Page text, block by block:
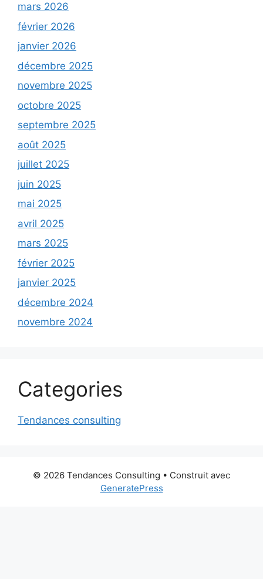
mars 2026
février 2026
janvier 2026
décembre 2025
novembre 2025
octobre 2025
septembre 2025
août 2025
juillet 2025
juin 2025
mai 2025
avril 2025
mars 2025
février 2025
janvier 2025
décembre 2024
novembre 2024
Categories
Tendances consulting
© 2026 Tendances Consulting • Construit avec
GeneratePress